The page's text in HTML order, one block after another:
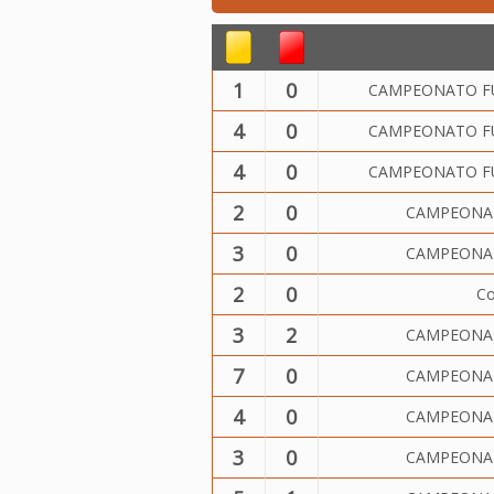
1 0 CAMPEONATO
4 0 CAMPEONATO
4 0 CAMPEONATO
2 0
3 0
2 0
3 2
7 0
4 0
3 0